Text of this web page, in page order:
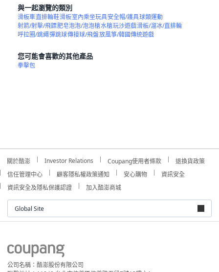
與一起瀏覽的類別
滑板車直排輪鞋滑板室內乘坐玩具安全帽/護具球類運動
射箭/射擊/飛鏢肥皂泡泡/泡泡槍水槍玩沙遊戲滑板/溜冰/直排輪
呼拉圈/跳繩彈跳球傳接球/飛盤放風箏/韓國傳統遊戲
您可能會喜歡的其他產品
拳擊包
關於酷澎 Investor Relations Coupang使用者條款
退換貨政策
信任管理中心
顧客隱私權政策通知 安心購物
資訊安全
資訊安全及隱私保護認證
加入酷澎商城
Global Site
公司名稱：酷澎股份有限公司